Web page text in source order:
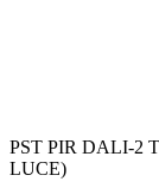
PST PIR DALI-2
LUCE)